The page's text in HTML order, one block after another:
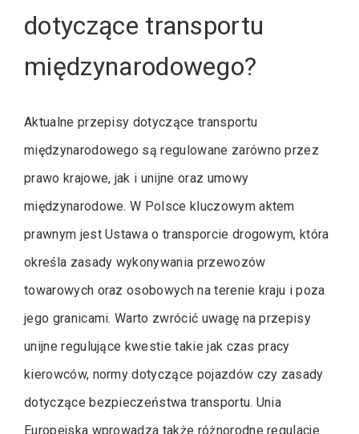
dotyczące transportu
międzynarodowego?
Aktualne przepisy dotyczące transportu
międzynarodowego są regulowane zarówno przez
prawo krajowe, jak i unijne oraz umowy
międzynarodowe. W Polsce kluczowym aktem
prawnym jest Ustawa o transporcie drogowym, która
określa zasady wykonywania przewozów
towarowych oraz osobowych na terenie kraju i poza
jego granicami. Warto zwrócić uwagę na przepisy
unijne regulujące kwestie takie jak czas pracy
kierowców, normy dotyczące pojazdów czy zasady
dotyczące bezpieczeństwa transportu. Unia
Europejska wprowadza także różnorodne regulacje